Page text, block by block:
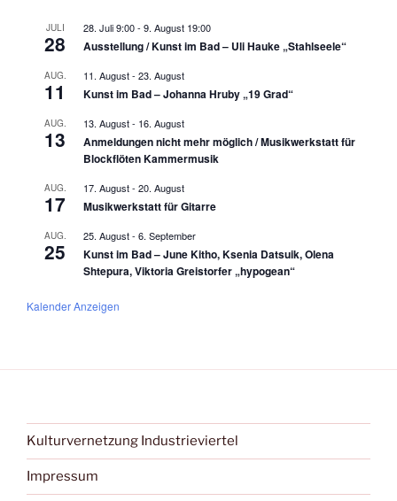
JULI
28
28. Juli 9:00- 9. August 19:00
Ausstellung / Kunst im Bad – Uli Hauke „Stahlseele“
AUG.
11
11. August- 23. August
Kunst im Bad – Johanna Hruby „19 Grad“
AUG.
13
13. August- 16. August
Anmeldungen nicht mehr möglich / Musikwerkstatt für
Blockflöten Kammermusik
AUG.
17
17. August- 20. August
Musikwerkstatt für Gitarre
AUG.
25
25. August- 6. September
Kunst im Bad – June Kitho, Ksenia Datsuik, Olena
Shtepura, Viktoria Greistorfer „hypogean“
Kalender Anzeigen
Kulturvernetzung Industrieviertel
Impressum